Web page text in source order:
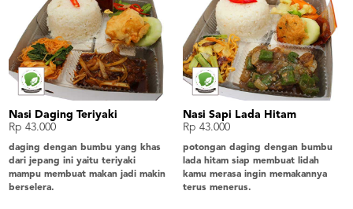
Nasi Daging Teriyaki
Rp 43.000
daging dengan bumbu yang khas
dari jepang ini yaitu teriyaki
mampu membuat makan jadi makin
berselera.
Nasi Sapi Lada Hitam
Rp 43.000
potongan daging dengan bumbu
lada hitam siap membuat lidah
kamu merasa ingin memakannya
terus menerus.